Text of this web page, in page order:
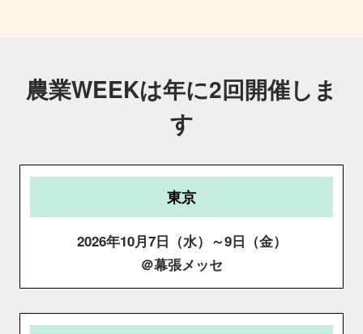
農業WEEKは年に2回開催しま
す
東京
2026年10月7日（水）～9日（金）
＠幕張メッセ